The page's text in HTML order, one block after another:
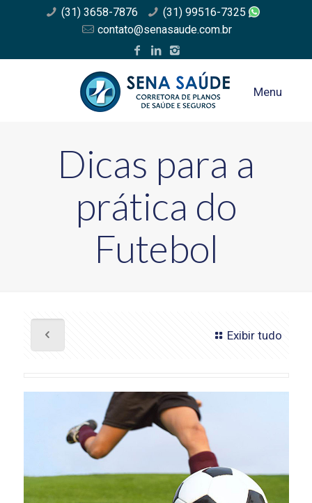
(31) 3658-7876
(31) 99516-7325
contato@senasaude.com.br
Menu
Dicas para a
prática do
Futebol
Exibir tudo